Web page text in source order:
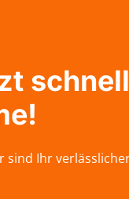
Ihr